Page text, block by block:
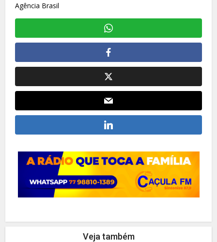
Agência Brasil
Veja também